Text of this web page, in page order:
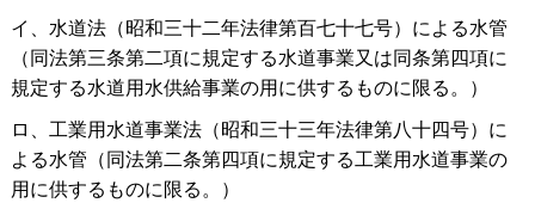
イ、水道法（昭和三十二年法律第百七十七号）による水管
（同法第三条第二項に規定する水道事業又は同条第四項に
規定する水道用水供給事業の用に供するものに限る。）
ロ、工業用水道事業法（昭和三十三年法律第八十四号）に
よる水管（同法第二条第四項に規定する工業用水道事業の
用に供するものに限る。）